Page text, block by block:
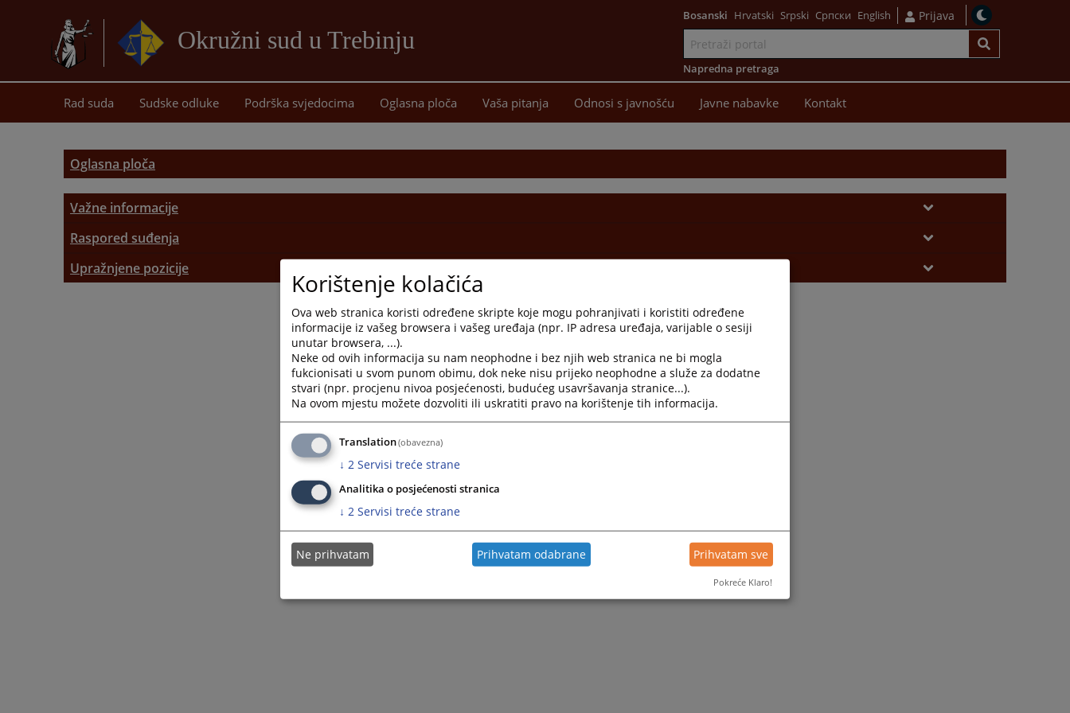
Okružni sud u Trebinju
sadržaj
Bosanski Hrvatski Srpski Српски English Prijava
Napredna pretraga
Rad suda Sudske odluke Podrška svjedocima Oglasna ploča Vaša pitanja Odnosi s javnošću Javne nabavke Kontakt
Oglasna ploča
Važne informacije
Podnošenje pritužbi
Sudske takse
Raspored suđenja
Raspored suđenja
Upražnjene pozicije
Korištenje kolačića
Ova web stranica koristi određene skripte koje mogu pohranjivati i koristiti određene
informacije iz vašeg browsera i vašeg uređaja (npr. IP adresa uređaja, varijable o sesiji
unutar browsera, ...).
Neke od ovih informacija su nam neophodne i bez njih web stranica ne bi mogla
fukcionisati u svom punom obimu, dok neke nisu prijeko neophodne a služe za dodatne
stvari (npr. procjenu nivoa posjećenosti, budućeg usavršavanja stranice...).
Na ovom mjestu možete dozvoliti ili uskratiti pravo na korištenje tih informacija.
Translation(obavezna)
↓ 2 Servisi treće strane
Analitika o posjećenosti stranica
↓ 2 Servisi treće strane
Ne prihvatam Prihvatam odabrane Prihvatam sve
Pokreće Klaro!